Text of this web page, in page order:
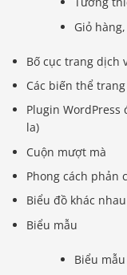
Giỏ
Bố cục trang dịch
Các biến thể
Plugin
la)
Cuộn mượt mà
Phong cách phản
Biểu đồ khác nhau
Biểu mẫu
Biểu